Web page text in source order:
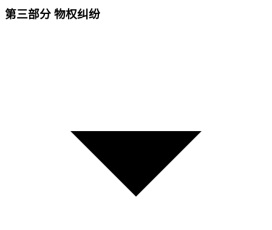
第三部分 物权纠纷